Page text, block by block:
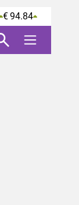
€ 94.84